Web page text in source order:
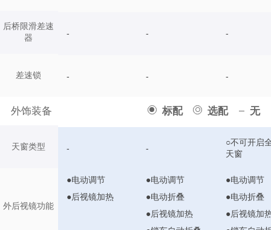
后桥限滑差速
器
差速锁
外饰装备 标配 选配 无
天窗类型
外后视镜功能
- - -
- - -
- -
○不可开启
天窗
●电动调节
●后视镜加热
●电动调节
●电动折叠
●后视镜加热
●电动调节
●电动折叠
●后视镜加